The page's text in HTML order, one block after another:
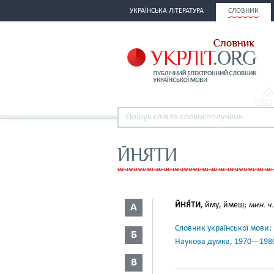
УКРАЇНСЬКА ЛІТЕРАТУРА СЛОВНИК
ЙНЯТИ
А
Б
В
ЙНЯ́ТИ, йму, ймеш; мин. ч.
Словник української
Наукова думка,